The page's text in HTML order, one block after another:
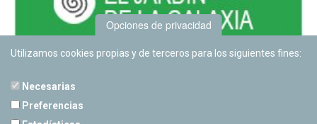
Opciones de privacidad
Utilizamos cookies propias y de terceros para los siguientes fines:
Necesarias
Preferencias